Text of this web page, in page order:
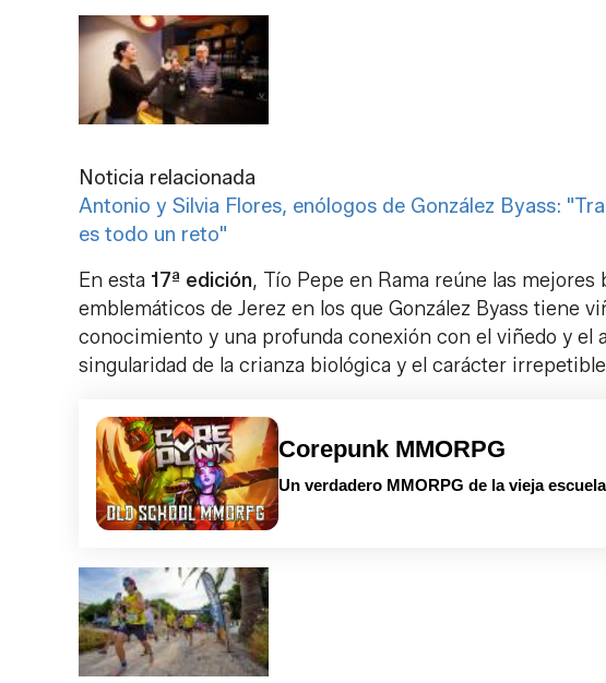
Noticia relacionada
Antonio y Silvia Flores, enólogos de González Byass:
es todo un reto"
En esta 17ª edición, Tío Pepe en Rama reúne las mejores
emblemáticos de Jerez en los que González Byass tiene
conocimiento y una profunda conexión con el viñedo y el
singularidad de la crianza biológica y el carácter
Corepunk MMORPG
Un verdadero MMORPG de la vieja